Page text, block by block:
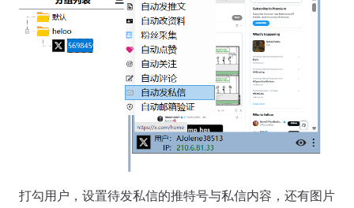
打勾用户，设置待发私信的推特号与私信内容，还有图片